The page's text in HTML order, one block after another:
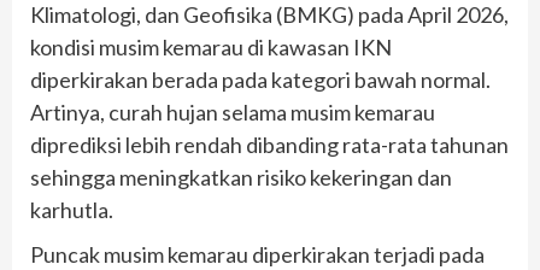
Klimatologi, dan Geofisika (BMKG) pada April 2026,
kondisi musim kemarau di kawasan IKN
diperkirakan berada pada kategori bawah normal.
Artinya, curah hujan selama musim kemarau
diprediksi lebih rendah dibanding rata-rata tahunan
sehingga meningkatkan risiko kekeringan dan
karhutla.
Puncak musim kemarau diperkirakan terjadi pada